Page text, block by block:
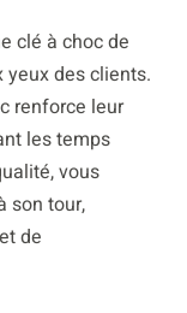
clé à choc de
des clients.
renforce leur
les temps
vous
son tour,
de